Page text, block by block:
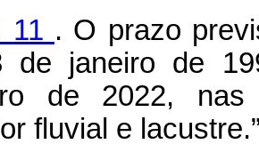
11 . O prazo
de janeiro de
de 2022, nas
fluvial e